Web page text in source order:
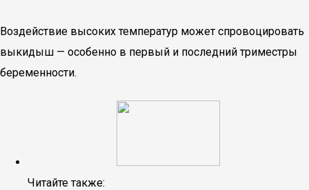
Воздействие высоких температур может спровоцировать
выкидыш — особенно в первый и последний триместры
беременности.
Читайте также: